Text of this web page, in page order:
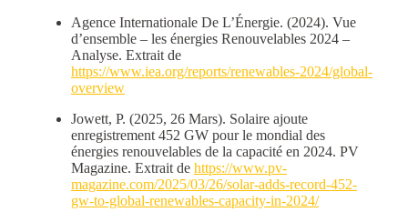
Agence Internationale De L’Énergie. (2024). Vue
d’ensemble – les énergies Renouvelables 2024 –
Analyse. Extrait de
https://www.iea.org/reports/renewables-2024/global-
overview
Jowett, P. (2025, 26 Mars). Solaire ajoute
enregistrement 452 GW pour le mondial des
énergies renouvelables de la capacité en 2024. PV
Magazine. Extrait de https://www.pv-
magazine.com/2025/03/26/solar-adds-record-452-
gw-to-global-renewables-capacity-in-2024/